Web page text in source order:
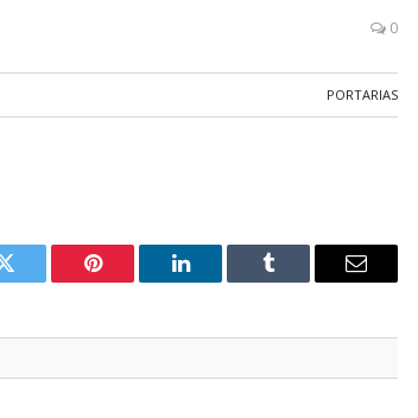
0
PORTARIAS
Twitter Pinterest LinkedIn Tumblr
E-